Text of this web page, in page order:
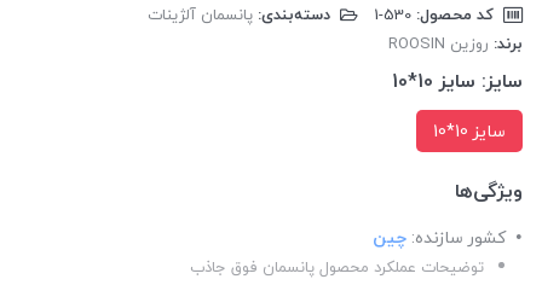
کد محصول: دسته‌بندی: پانسمان آلژینات
برند: روزین ROOSIN
سایز: سایز 10*10
سایز 10*10
ویژگی‌ها
کشور سازنده: چین
توضیحات عملکرد محصول پانسمان فوق جاذب